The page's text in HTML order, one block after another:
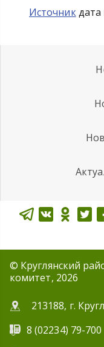
Источникдата
© Круглянский
комитет, 2026
213188, г.
8 (02234) 79-700